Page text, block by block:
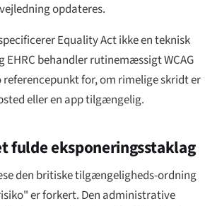
opdateres.
Equality Act ikke en teknisk
behandler rutinemæssigt WCAG
referencepunkt for, om rimelige skridt er
eller en app tilgængelig.
fulde eksponeringsstaklag
den britiske tilgængeligheds-ordning
er forkert. Den administrative